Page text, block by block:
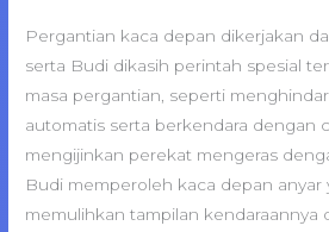
Pergantian kaca depan dikerjakan
serta Budi dikasih perintah spesial
masa pergantian, seperti
automatis serta berkendara dengan
mengijinkan perekat mengeras
Budi memperoleh kaca depan anyar
memulihkan tampilan kendaraannya